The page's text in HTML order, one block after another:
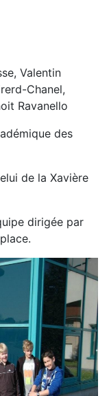
Valentin
Chanel,
Ravanello
des
de la Xavière
dirigée par